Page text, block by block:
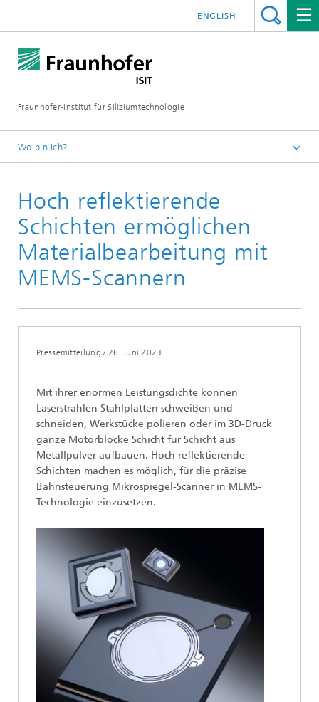
Fraunhofer-Institut für Siliziumtechnologie
ENGLISH
Wo bin ich?
Newsroom
Aktuelles
Hoch reflektierende
Schichten ermöglichen
Materialbearbeitung mit
MEMS-Scannern
Pressemitteilung / 26. Juni 2023
Mit ihrer enormen Leistungsdichte können
Laserstrahlen Stahlplatten schweißen und
schneiden, Werkstücke polieren oder im 3D-Druck
ganze Motorblöcke Schicht für Schicht aus
Metallpulver aufbauen. Hoch reflektierende
Schichten machen es möglich, für die präzise
Bahnsteuerung Mikrospiegel-Scanner in MEMS-
Technologie einzusetzen.